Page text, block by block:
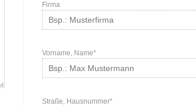
Firma
Vorname, Name*
Straße, Hausnummer*